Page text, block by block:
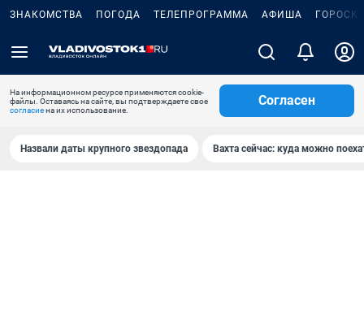
ЗНАКОМСТВА ПОГОДА ТЕЛЕПРОГРАММА АФИША
На информационном ресурсе применяются cookie-
файлы. Оставаясь на сайте, вы подтверждаете свое
согласиена их использование.
Согласен
Назвали даты крупного звездопада Вахта сейчас: куда можно